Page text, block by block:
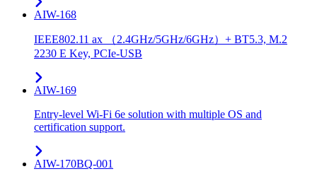
AIW-168
IEEE802.11 ax （2.4GHz/5GHz/6GHz）+ BT5.3, M.2
2230 E Key, PCIe-USB
AIW-169
Entry-level Wi-Fi 6e solution with multiple OS and
certification support.
AIW-170BQ-001